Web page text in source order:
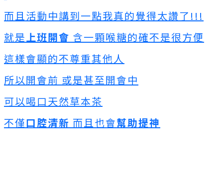
而且活動中講到一點我真的覺得太讚了!!!
就是上班開會 含一顆喉糖的確不是很方便
這樣會顯的不尊重其他人
所以開會前 或是甚至開會中
可以喝口天然草本茶
不僅口腔清新 而且也會幫助提神